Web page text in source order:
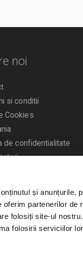
și anunțurile,
partenerilor de
folosiți site-ul
folosirii serviciilor
noi
si conditii
Cookies
de confidentialitate